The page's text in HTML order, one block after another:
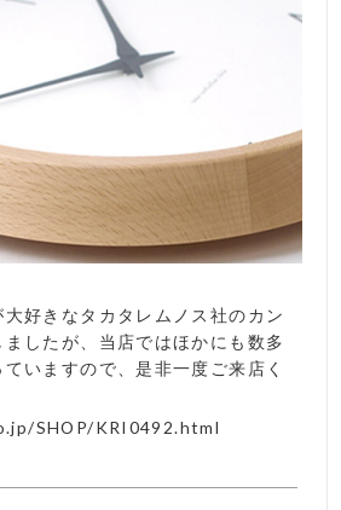
好きなタカタレムノス社のカン
したが、当店ではほかにも数多
いますので、是非一度ご来店く
SHOP/KRI0492.html